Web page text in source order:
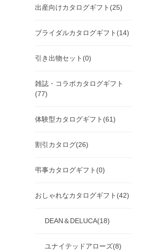
出産向けカタログギフト(25)
ブライダルカタログギフト(14)
引き出物セット(0)
雑誌・コラボカタログギフト
(77)
体験型カタログギフト(61)
割引カタログ(26)
弔事カタログギフト(0)
おしゃれなカタログギフト(42)
DEAN＆DELUCA(18)
ユナイテッドアローズ(8)